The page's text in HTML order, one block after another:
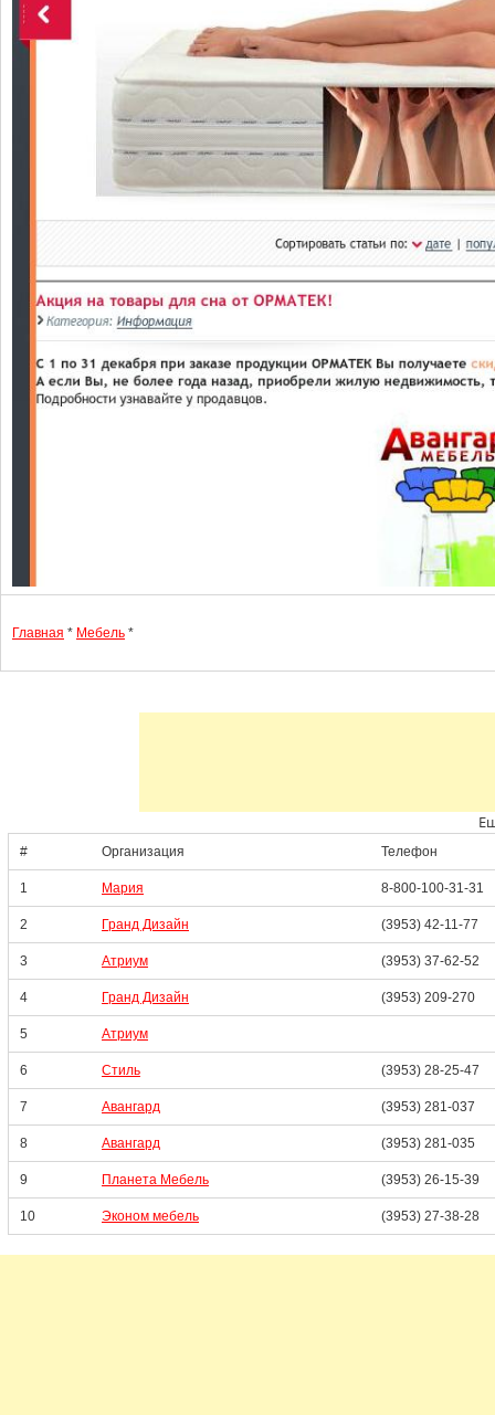
Главная * Мебель *
# Организация Телефон
1 Мария 8-800-100-31-31
2 Гранд Дизайн (3953) 42-11-77
3 Атриум (3953) 37-62-52
4 Гранд Дизайн (3953) 209-270
5 Атриум
6 Стиль (3953) 28-25-47
7 Авангард (3953) 281-037
8 Авангард (3953) 281-035
9 Планета Мебель (3953) 26-15-39
10 Эконом мебель (3953) 27-38-28